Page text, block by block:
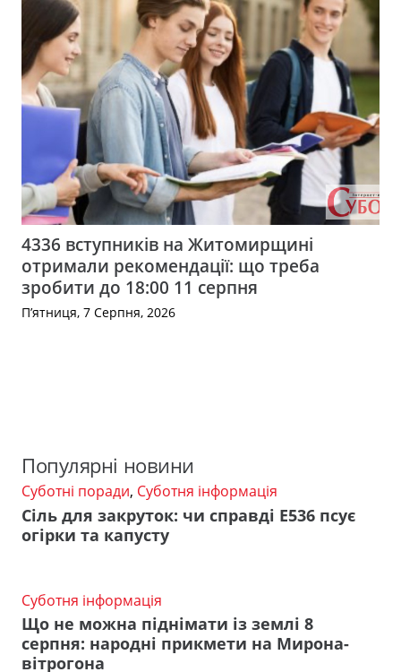
4336 вступників на Житомирщині
отримали рекомендації: що треба
зробити до 18:00 11 серпня
П’ятниця, 7 Серпня, 2026
Популярні новини
Суботні поради, Суботня інформація
Сіль для закруток: чи справді Е536 псує
огірки та капусту
Суботня інформація
Що не можна піднімати із землі 8
серпня: народні прикмети на Мирона-
вітрогона